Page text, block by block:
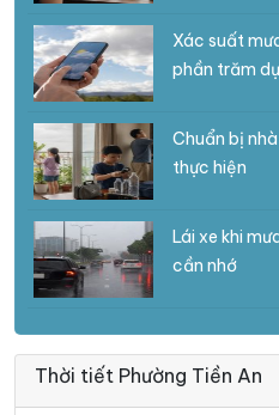
Xác suất
phần trăm
Chuẩn bị
thực hiện
Lái xe khi
cần nhớ
Thời tiết Phường Tiền An